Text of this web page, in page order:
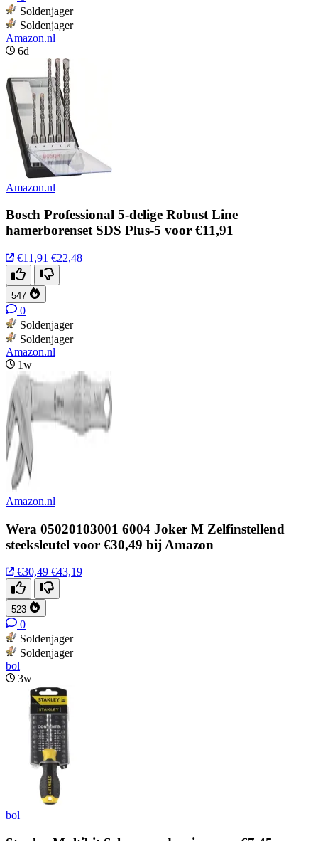
Soldenjager
Soldenjager
Amazon.nl
6d
Amazon.nl
Bosch Professional 5-delige Robust Line
hamerborenset SDS Plus-5 voor €11,91
€11,91 €22,48
547
0
Soldenjager
Soldenjager
Amazon.nl
1w
Amazon.nl
Wera 05020103001 6004 Joker M Zelfinstellend
steeksleutel voor €30,49 bij Amazon
€30,49 €43,19
523
0
Soldenjager
Soldenjager
bol
3w
bol